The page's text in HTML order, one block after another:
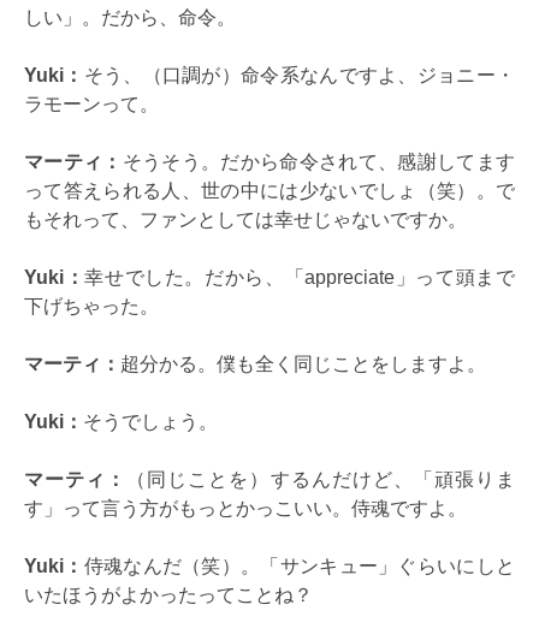
しい」。だから、命令。
Yuki： そう、（口調が）命令系なんですよ、ジョニー・
ラモーンって。
マーティ： そうそう。だから命令されて、感謝してます
って答えられる人、世の中には少ないでしょ（笑）。で
もそれって、ファンとしては幸せじゃないですか。
Yuki：幸せでした。だから、「appreciate」って頭まで
下げちゃった。
マーティ： 超分かる。僕も全く同じことをしますよ。
Yuki： そうでしょう。
マーティ：
（同じことを）するんだけど、「頑張りま
す」って言う方がもっとかっこいい。侍魂ですよ。
Yuki： 侍魂なんだ（笑）。「サンキュー」ぐらいにしと
いたほうがよかったってことね？